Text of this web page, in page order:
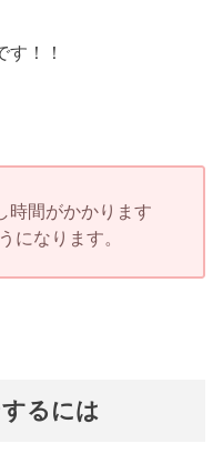
！！
時間がかかります
になります。
るには